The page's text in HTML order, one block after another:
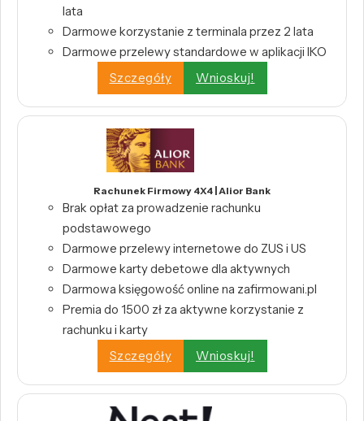
lata
Darmowe korzystanie z terminala przez 2 lata
Darmowe przelewy standardowe w aplikacji IKO
Szczegóły
Wnioskuj!
Rachunek Firmowy 4X4 | Alior Bank
Brak opłat za prowadzenie rachunku
podstawowego
Darmowe przelewy internetowe do ZUS i US
Darmowe karty debetowe dla aktywnych
Darmowa księgowość online na zafirmowani.pl
Premia do 1500 zł za aktywne korzystanie z
rachunku i karty
Szczegóły
Wnioskuj!